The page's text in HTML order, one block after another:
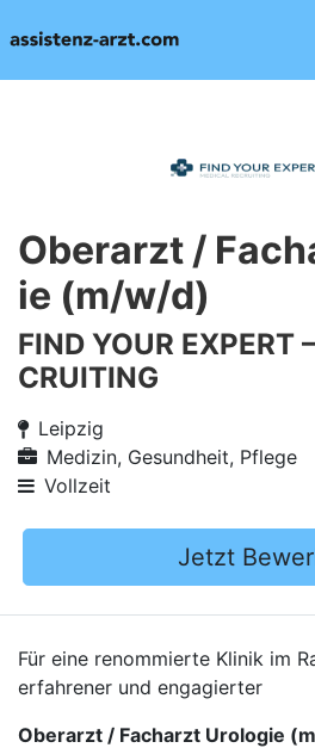
Oberarzt /
ie (m/w/d)
FIND YOUR EXPERT
CRUITING
Leipzig
Medizin, Gesundheit, Pflege
Vollzeit
Jetzt
Für eine renommierte Klinik im
erfahrener und engagierter
Oberarzt / Facharzt Urologie